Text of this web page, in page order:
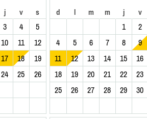
j v s
3 4
5
10 11
12
17 18
19
24 25
26
d l m m j v
1 2
4
5 6 7 8 9
11
12 13 14 15 16
18
19 20 21 22 23
25
26 27 28 29 30